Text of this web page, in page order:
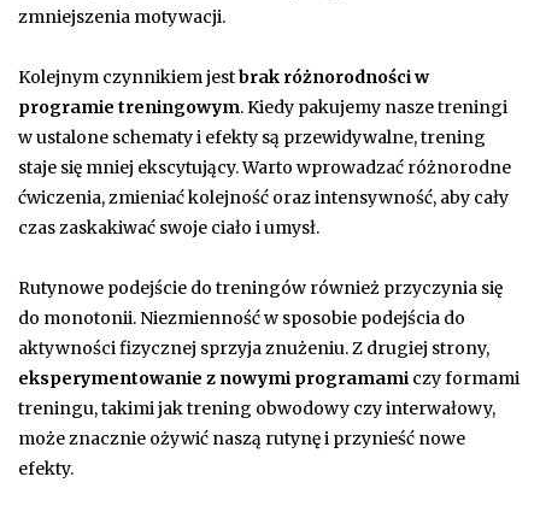
zmniejszenia motywacji.
Kolejnym czynnikiem jestbrak różnorodności w
programie treningowym. Kiedy pakujemy nasze treningi
w ustalone schematy i efekty są przewidywalne, trening
staje się mniej ekscytujący. Warto wprowadzać różnorodne
ćwiczenia, zmieniać kolejność oraz intensywność, aby cały
czas zaskakiwać swoje ciało i umysł.
Rutynowe podejście do treningów również przyczynia się
do monotonii. Niezmienność w sposobie podejścia do
aktywności fizycznej sprzyja znużeniu. Z drugiej strony,
eksperymentowanie z nowymi programami czy formami
treningu, takimi jak trening obwodowy czy interwałowy,
może znacznie ożywić naszą rutynę i przynieść nowe
efekty.